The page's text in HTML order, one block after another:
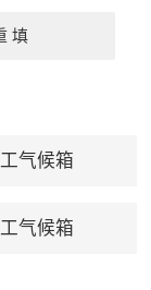
气候箱
气候箱